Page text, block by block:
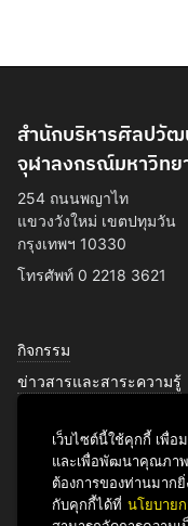
สำนักบริหารศิลปวัฒ
จุฬาลงกรณ์มหาวิทย
254 ถนนพญาไท
แขวงวังใหม่ เขตปทุมวัน
กรุงเทพฯ 10330
โทรศัพท์ 0 2218 3621
กิจกรรม
ข่าวสารและสาระความรู้
ศิลปวัฒนธรรม
เว็บไซต์นี้ใช้คุกกี้ เพื่
และเพื่อพัฒนาคุณภาพ
ต้องการของท่านมาก
กับคุกกี้ได้ที่ นโยบาย